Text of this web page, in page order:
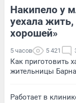
Накипело у
уехала
хорошей»
5 часов 5 421
Как приготовить
жительницы
Работает в